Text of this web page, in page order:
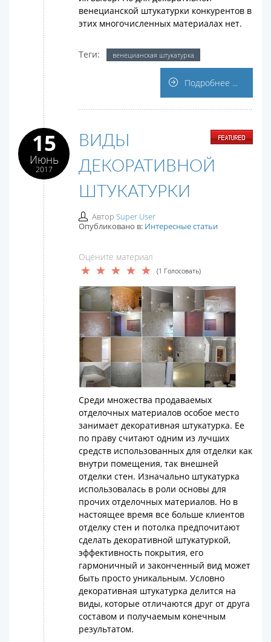
венецианской штукатурки конкурентов в
этих многочисленных материалах нет.
Теги: венецианская штукатурка
Подробнее ...
15
Июнь
2017
ВИДЫ
ДЕКОРАТИВНОЙ
ШТУКАТУРКИ
Автор Super User
Опубликовано в: Интересные статьи
Оцените материал
(1 Голосовать)
Среди множества продаваемых
отделочных материалов особое место
занимает декоративная штукатурка. Ее
по праву считают одним из лучших
средств использованных для отделки как
внутри помещения, так внешней
отделки стен. Изначально штукатурка
использовалась в роли основы для
прочих отделочных материалов. Но в
настоящее время все больше клиентов
отделку стен и потолка предпочитают
сделать декоративной штукатуркой,
эффективность покрытия, его
гармоничный и законченный вид может
быть просто уникальным. Условно
декоративная штукатурка делится на
виды, которые отличаются друг от друга
составом и получаемым конечным
результатом.